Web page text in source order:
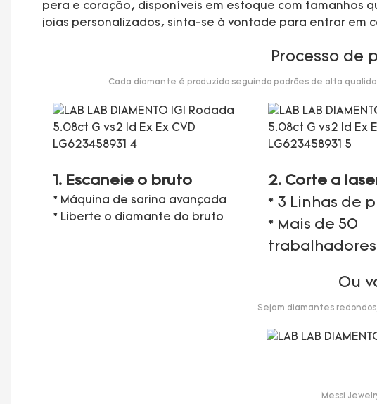
pera e coração, disponíveis em estoque com tamanhos
joias personalizados, sinta-se à vontade para entrar em
Processo de
Cada diamante é produzido seguindo padrões de alta
1. Escaneie o bruto
* Máquina de sarina avançada
* Liberte o diamante do bruto
2. Corte a
* 3 Linhas de
* Mais de 50
Ou
Sejam diamantes
Messi